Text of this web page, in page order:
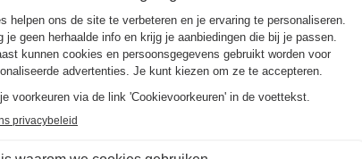
Gezinsvriendelijke ligging in
Speeltuinen,
Dicht bij Giethoorn & Zwolle
Trustpilot beoordelingen
Al 10.064+ reizigers gingen je voor! — „Al vakantie bij